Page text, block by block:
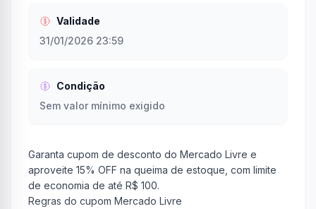
Validade
31/01/2026 23:59
Condição
Sem valor mínimo exigido
Garanta cupom de desconto do Mercado Livre e
aproveite 15% OFF na queima de estoque, com limite
de economia de até R$ 100.
Regras do cupom Mercado Livre